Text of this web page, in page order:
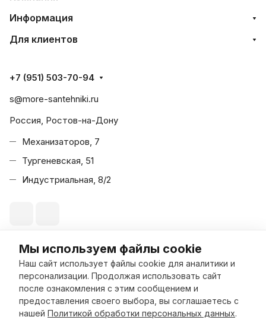
Мы используем файлы cookie
Наш сайт использует файлы cookie для аналитики и
персонализации. Продолжая использовать сайт
после ознакомления с этим сообщением и
предоставления своего выбора, вы соглашаетесь с
нашей Политикой обработки персональных данных.
В корзину
Информация
Для клиентов
+7 (951) 503-70-94
s@more-santehniki.ru
Россия, Ростов-на-Дону
Механизаторов, 7
Тургеневская, 51
Индустриальная, 8/2
© 2026 Море Сантехники
Конфиденциальность Оферта